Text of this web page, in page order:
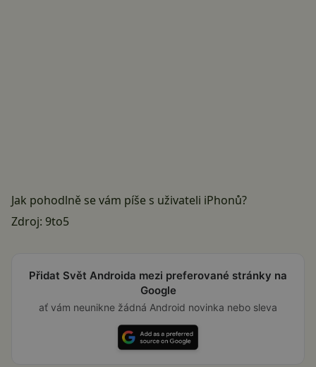
Jak pohodlně se vám píše s uživateli iPhonů?
Zdroj: 9to5
Přidat Svět Androida mezi preferované stránky na
Google
ať vám neunikne žádná Android novinka nebo sleva